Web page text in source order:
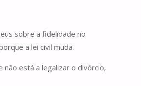
sobre a fidelidade no
a lei civil muda.
não está a legalizar o divórcio,